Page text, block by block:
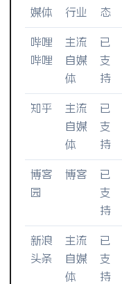
媒体
行业
态
哔哩
哔哩
主流
自媒
体
已
支
持
知乎
主流
自媒
体
已
支
持
博客
园
博客
已
支
持
新浪
头条
主流
自媒
体
已
支
持